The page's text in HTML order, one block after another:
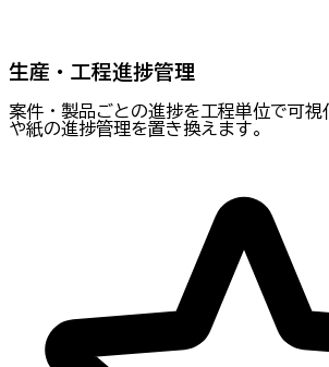
生産・工程進捗管理
案件・製品ごとの進捗を工程単位で可視
や紙の進捗管理を置き換えます。